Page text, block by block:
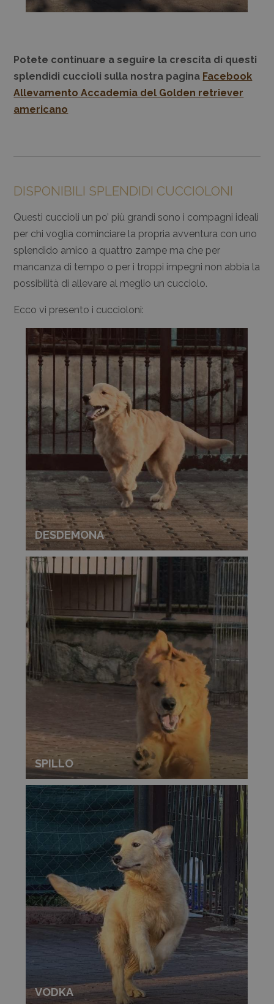
Potete continuare a seguire la crescita di questi
splendidi cuccioli sulla nostra pagina Facebook
Allevamento Accademia del Golden retriever
americano
DISPONIBILI SPLENDIDI CUCCIOLONI
Questi cuccioli un po’ più grandi sono i compagni ideali
per chi voglia cominciare la propria avventura con uno
splendido amico a quattro zampe ma che per
mancanza di tempo o per i troppi impegni non abbia la
possibilità di allevare al meglio un cucciolo.
Ecco vi presento i cuccioloni:
DESDEMONA
SPILLO
VODKA